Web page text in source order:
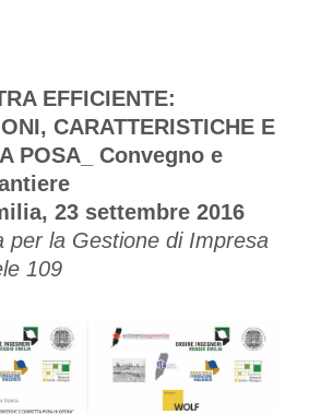
EFFICIENTE:
CARATTERISTICHE E
POSA_ Convegno e
23 settembre 2016
per la Gestione di Impresa
109